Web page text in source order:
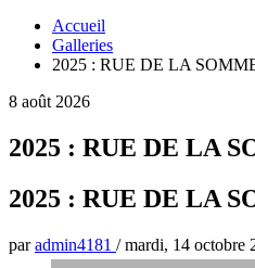
Accueil
Galleries
2025 : RUE DE LA
8 août 2026
2025 : RUE DE LA
2025 : RUE DE LA
paradmin4181 /mardi, 14 octobre